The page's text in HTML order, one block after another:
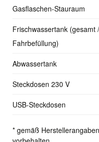
Gasflaschen-Stauraum
Frischwassertank (gesamt /
Fahrbefüllung)
Abwassertank
Steckdosen 230 V
USB-Steckdosen
* gemäß